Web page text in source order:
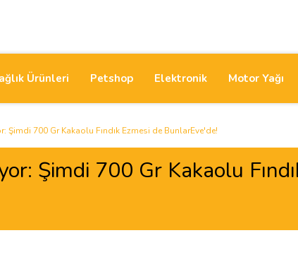
Ürünleri Petshop Elektronik Motor Yağı
Şimdi 700 Gr Kakaolu Fındık Ezmesi de BunlarEve'de!
Şimdi 700 Gr Kakaolu